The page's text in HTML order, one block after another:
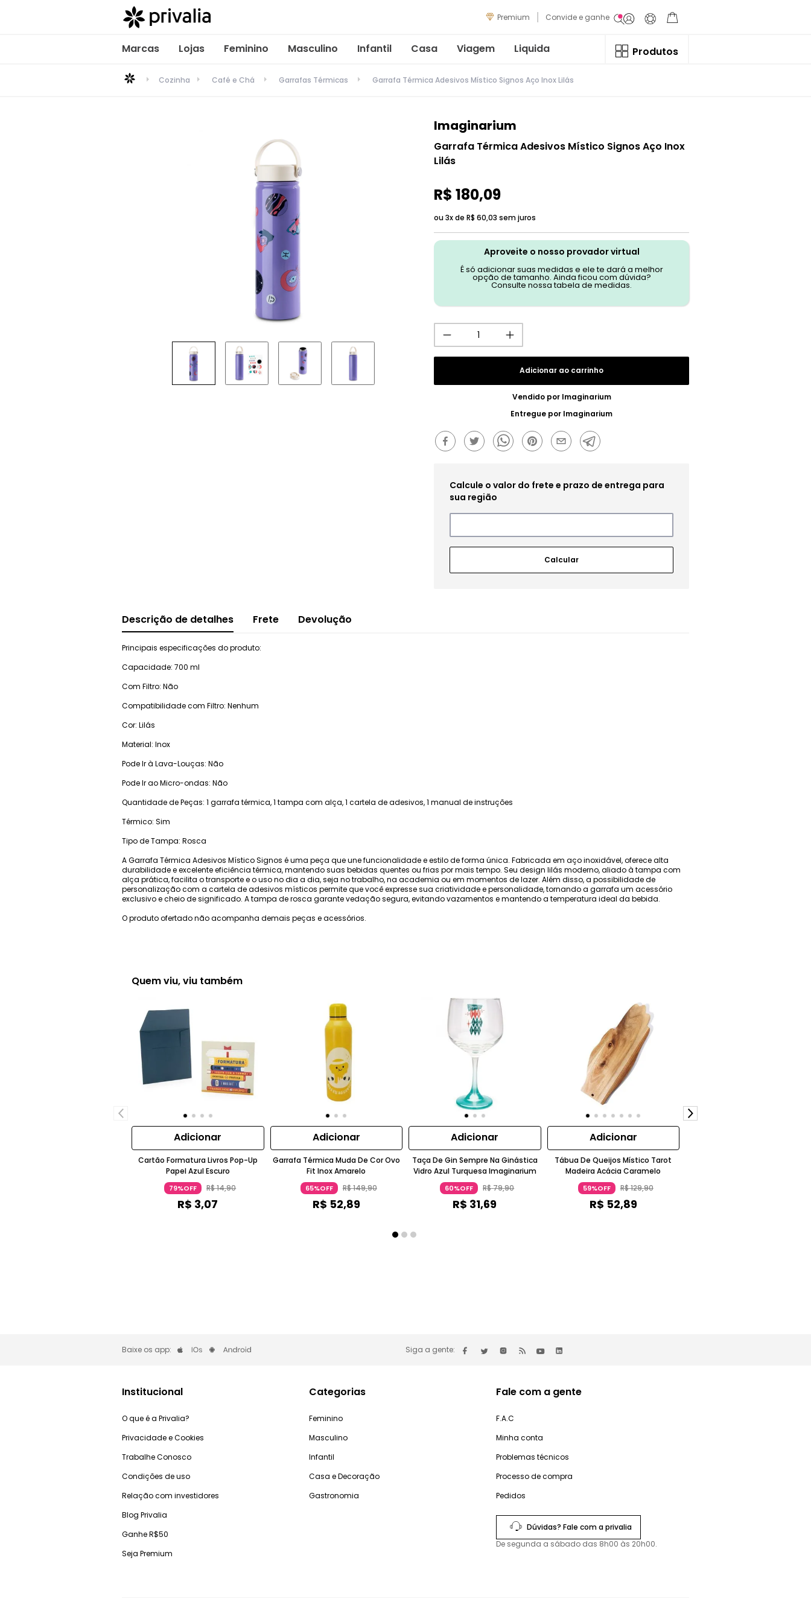
Premium Convide e ganhe
Marcas Lojas Feminino Masculino Infantil Casa Viagem Liquida Produtos
Cozinha Café e Chá Garrafas Térmicas Garrafa Térmica Adesivos Místico Signos Aço Inox Lilás
Imaginarium
Garrafa Térmica Adesivos Místico Signos Aço Inox
Lilás
R$ 180,09
ou 3x de R$ 60,03 sem juros
Aproveite o nosso provador virtual
É só adicionar suas medidas e ele te dará a melhor
opção de tamanho. Ainda ficou com dúvida?
Consulte nossa tabela de medidas.
Adicionar ao carrinho
Vendido por Imaginarium
Entregue por Imaginarium
Descrição de detalhes Frete Devolução
Principais especificações do produto:
Capacidade: 700 ml
Com Filtro: Não
Compatibilidade com Filtro: Nenhum
Cor: Lilás
Material: Inox
Pode Ir à Lava-Louças: Não
Pode Ir ao Micro-ondas: Não
Quantidade de Peças: 1 garrafa térmica, 1 tampa com alça, 1 cartela de adesivos, 1 manual de instruções
Térmico: Sim
Tipo de Tampa: Rosca
A Garrafa Térmica Adesivos Místico Signos é uma peça que une funcionalidade e estilo de forma única. Fabricada em aço inoxidável, oferece alta
durabilidade e excelente eficiência térmica, mantendo suas bebidas quentes ou frias por mais tempo. Seu design lilás moderno, aliado à tampa com
alça prática, facilita o transporte e o uso no dia a dia, seja no trabalho, na academia ou em momentos de lazer. Além disso, a possibilidade de
personalização com a cartela de adesivos místicos permite que você expresse sua criatividade e personalidade, tornando a garrafa um acessório
exclusivo e cheio de significado. A tampa de rosca garante vedação segura, evitando vazamentos e mantendo a temperatura ideal da bebida.
O produto ofertado não acompanha demais peças e acessórios.
Quem viu, viu também
Adicionar
Cartão Formatura Livros Pop-Up
Papel Azul Escuro
79%OFF R$14,90
R$ 3,07
Adicionar
Garrafa Térmica Muda De Cor Ovo
Fit Inox Amarelo
65%OFF R$149,90
R$ 52,89
Adicionar
Taça De Gin Sempre Na Ginástica
Vidro Azul Turquesa Imaginarium
60%OFF R$79,90
R$ 31,69
Adicionar
Tábua De Queijos Místico Tarot
Madeira Acácia Caramelo
59%OFF R$129,90
R$ 52,89
Baixe os app: Siga a gente:
Institucional
O que é a Privalia?
Privacidade e Cookies
Trabalhe Conosco
Condições de uso
Relação com investidores
Blog Privalia
Ganhe R$50
Seja Premium
Categorias
Feminino
Masculino
Infantil
Casa e Decoração
Gastronomia
Fale com a gente
F.A.C
Minha conta
Problemas técnicos
Processo de compra
Pedidos
Dúvidas? Fale com a privalia
De segunda a sábado das 8h00 às 20h00.